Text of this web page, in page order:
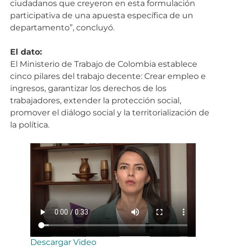
ciudadanos que creyeron en esta formulación
participativa de una apuesta específica de un
departamento”, concluyó.
El dato:
El Ministerio de Trabajo de Colombia establece
cinco pilares del trabajo decente: Crear empleo e
ingresos, garantizar los derechos de los
trabajadores, extender la protección social,
promover el diálogo social y la territorialización de
la política.
Descargar Video